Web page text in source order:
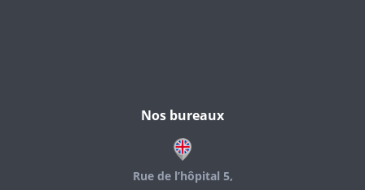
Nos bureaux
Rue de l’hôpital 5,